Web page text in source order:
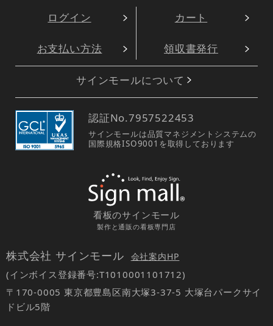
ログイン カート
お支払い方法 領収書発行
サインモールについて
認証No.7957522453
サインモールは品質マネジメントシステムの
国際規格ISO9001を取得しております
看板のサインモール
製作と通販の看板専門店
株式会社 サインモール 会社案内HP
(インボイス登録番号:T1010001101712)
〒170-0005 東京都豊島区南大塚3-37-5 大塚台パークサイ
ドビル5階